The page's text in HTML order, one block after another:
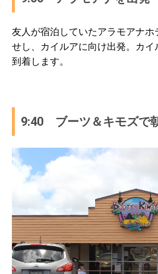
友人が宿泊していたアラモアナホ
せし、カイルアに向け出発。カ
到着します。
9:40 ブーツ＆キモズで